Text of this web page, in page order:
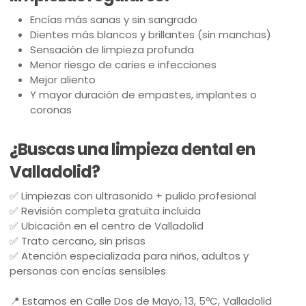
Encías más sanas y sin sangrado
Dientes más blancos y brillantes (sin manchas)
Sensación de limpieza profunda
Menor riesgo de caries e infecciones
Mejor aliento
Y mayor duración de empastes, implantes o
coronas
¿Buscas una limpieza dental en
Valladolid?
✅ Limpiezas con ultrasonido + pulido profesional
✅ Revisión completa gratuita incluida
✅ Ubicación en el centro de Valladolid
✅ Trato cercano, sin prisas
✅ Atención especializada para niños, adultos y
personas con encías sensibles
📍 Estamos en Calle Dos de Mayo, 13, 5ºC, Valladolid